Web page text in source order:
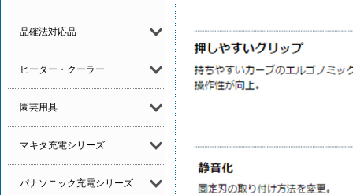
品確法対応品
ヒーター・クーラー
園芸用具
マキタ充電シリーズ
パナソニック充電シリーズ